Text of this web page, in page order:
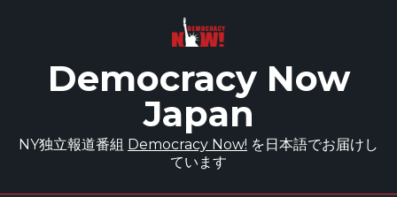
Democracy Now
Japan
NY独立報道番組 Democracy Now! を日本語でお届けし
ています